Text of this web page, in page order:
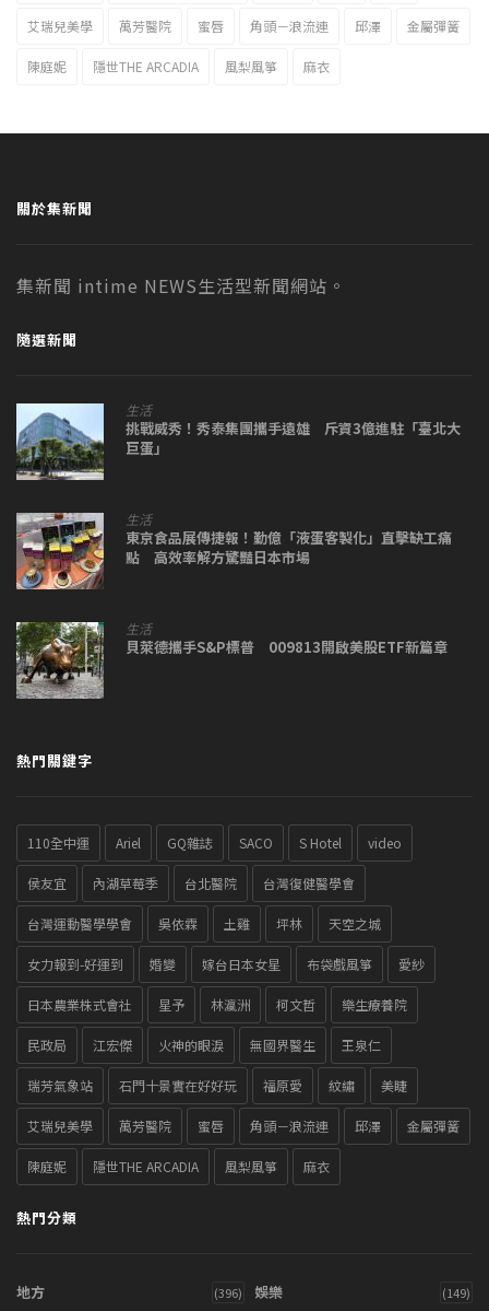
艾瑞兒美學 萬芳醫院 蜜唇 角頭－浪流連 邱澤 金屬彈簧
陳庭妮 隱世THE ARCADIA 風梨風箏 麻衣
關於集新聞
集新聞 intime NEWS生活型新聞網站。
隨選新聞
生活
挑戰威秀！秀泰集團攜手遠雄 斥資3億進駐「臺北大
巨蛋」
生活
東京食品展傳捷報！勤億「液蛋客製化」直擊缺工痛
點 高效率解方驚豔日本市場
生活
貝萊德攜手S&P標普 009813開啟美股ETF新篇章
熱門關鍵字
110全中運 Ariel GQ雜誌 SACO S Hotel video
侯友宜 內湖草莓季 台北醫院 台灣復健醫學會
台灣運動醫學學會 吳依霖 土雞 坪林 天空之城
女力報到-好運到 婚變 嫁台日本女星 布袋戲風箏 愛紗
日本農業株式會社 星予 林瀛洲 柯文哲 樂生療養院
民政局 江宏傑 火神的眼淚 無國界醫生 王泉仁
瑞芳氣象站 石門十景實在好好玩 福原愛 紋繡 美睫
艾瑞兒美學 萬芳醫院 蜜唇 角頭－浪流連 邱澤 金屬彈簧
陳庭妮 隱世THE ARCADIA 風梨風箏 麻衣
熱門分類
地方 (396) 娛樂 (149)